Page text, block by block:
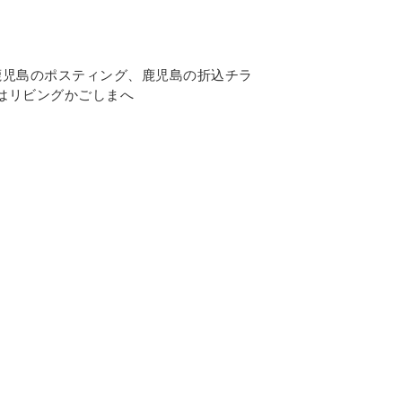
島のポスティング 、鹿児島の折込チラ
リビングかごしまへ